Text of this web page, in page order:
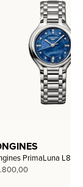
PrimaLuna